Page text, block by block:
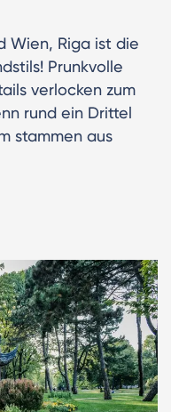
Wien, Riga ist die
Prunkvolle
verlocken zum
rund ein Drittel
stammen aus